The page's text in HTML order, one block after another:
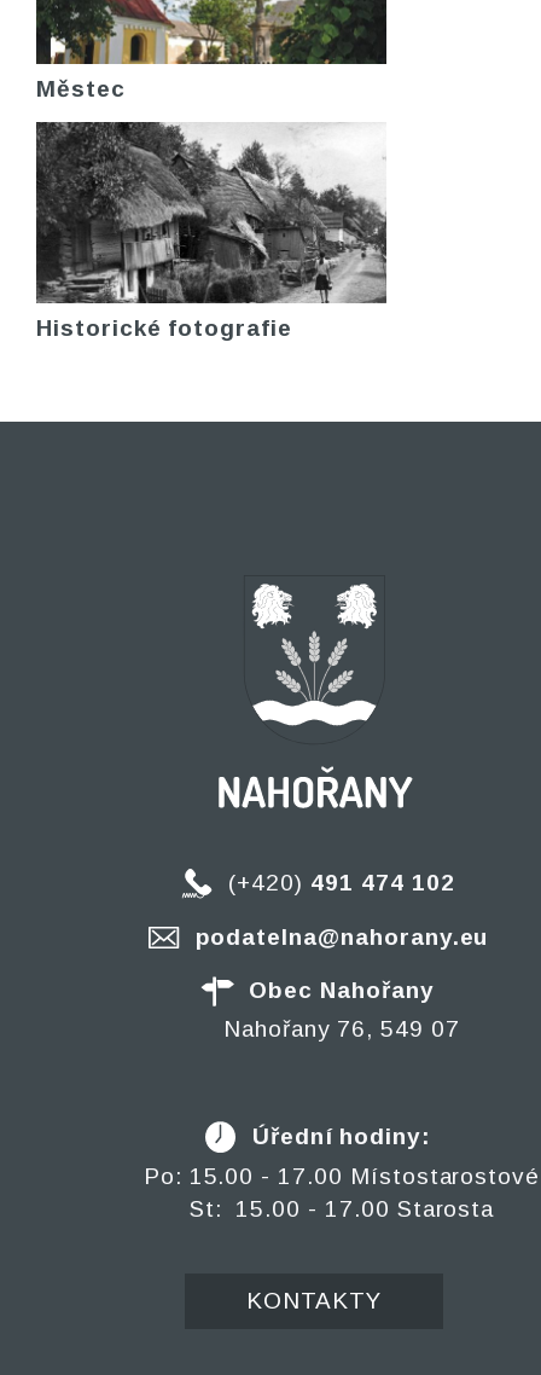
Městec
Historické fotografie
(+420) 491 474 102
podatelna@nahorany.eu
Obec Nahořany
Nahořany 76, 549 07
Úřední hodiny:
Po: 15.00 - 17.00 Místostarostové
St: 15.00 - 17.00 Starosta
KONTAKTY